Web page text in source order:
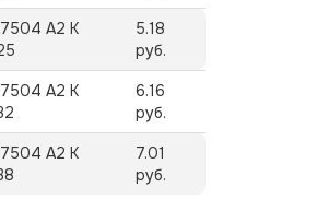
А2 K
5.18
руб.
А2 K
6.16
руб.
А2 K
7.01
руб.